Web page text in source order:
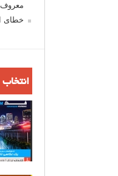
خطای